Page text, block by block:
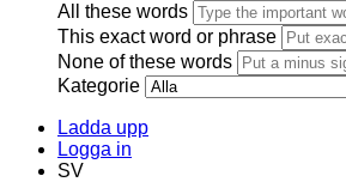
All these words
This exact word or phrase
None of these words
Kategorie
Ladda upp
Logga in
SV